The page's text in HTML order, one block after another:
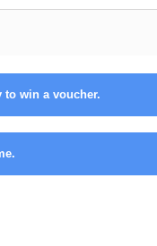
to win a voucher.